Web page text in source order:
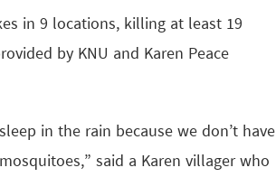
in 9 locations, killing at least 19
by KNU and Karen Peace
in the rain because we don’t have
said a Karen villager who